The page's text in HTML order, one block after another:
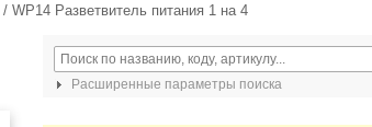
/ WP14 Разветвитель питания 1 на 4
Расширенные параметры поиска